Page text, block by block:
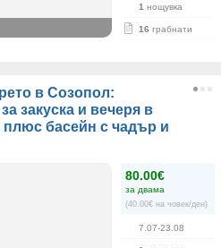
1 нощувка
16 грабнати
в Созопол:
закуска и вечеря в
плюс басейн с чадър и
80.00€
за двама
(40.00€ на човек/ден)
7.07-23.08